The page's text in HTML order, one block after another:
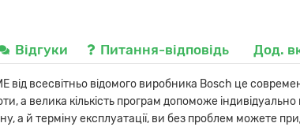
Відгуки Питання-відповідь Дод.
від всесвітньо відомого виробника Bosch це
а велика кількість програм допоможе
а й терміну експлуатації, ви без проблем можете